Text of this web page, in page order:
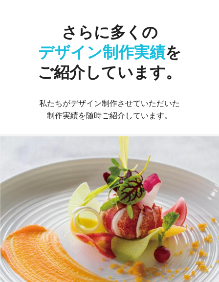
さらに多くの
デザイン制作実績を
ご紹介しています。
私たちがデザイン制作させていただいた
制作実績を随時ご紹介しています。